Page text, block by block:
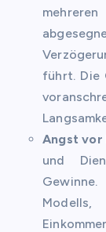
führt. Die
Angst vor
und